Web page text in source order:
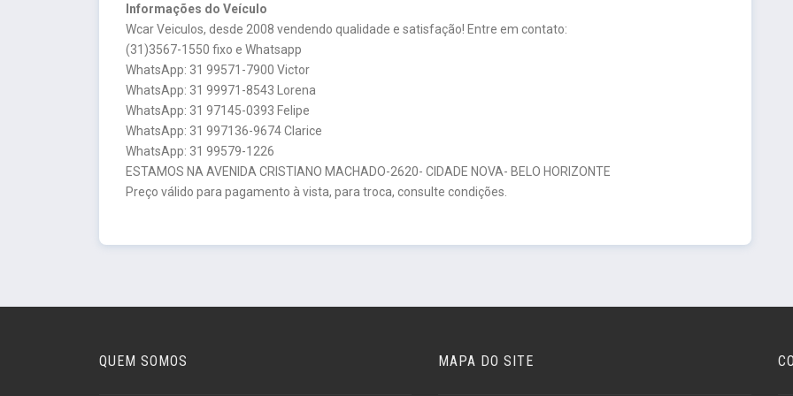
Informações do Veículo
Wcar Veiculos, desde 2008 vendendo qualidade e satisfação! Entre em contato:
(31)3567-1550 fixo e Whatsapp
WhatsApp: 31 99571-7900 Victor
WhatsApp: 31 99971-8543 Lorena
WhatsApp: 31 97145-0393 Felipe
WhatsApp: 31 997136-9674 Clarice
WhatsApp: 31 99579-1226
ESTAMOS NA AVENIDA CRISTIANO MACHADO-2620- CIDADE NOVA- BELO HORIZONTE
Preço válido para pagamento à vista, para troca, consulte condições.
QUEM SOMOS MAPA DO SITE